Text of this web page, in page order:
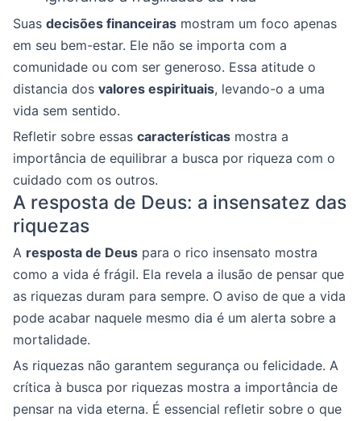
Suas decisões financeiras mostram um foco apenas
em seu bem-estar. Ele não se importa com a
comunidade ou com ser generoso. Essa atitude o
distancia dos valores espirituais, levando-o a uma
vida sem sentido.
Refletir sobre essas características mostra a
importância de equilibrar a busca por riqueza com o
cuidado com os outros.
A resposta de Deus: a insensatez das
riquezas
A resposta de Deus para o rico insensato mostra
como a vida é frágil. Ela revela a ilusão de pensar que
as riquezas duram para sempre. O aviso de que a vida
pode acabar naquele mesmo dia é um alerta sobre a
mortalidade.
As riquezas não garantem segurança ou felicidade. A
crítica à busca por riquezas mostra a importância de
pensar na vida eterna. É essencial refletir sobre o que